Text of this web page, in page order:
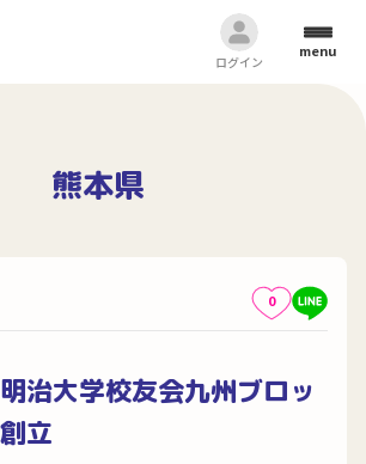
ログイン
menu
熊本県
0
明治大学校友会九州ブロッ
立